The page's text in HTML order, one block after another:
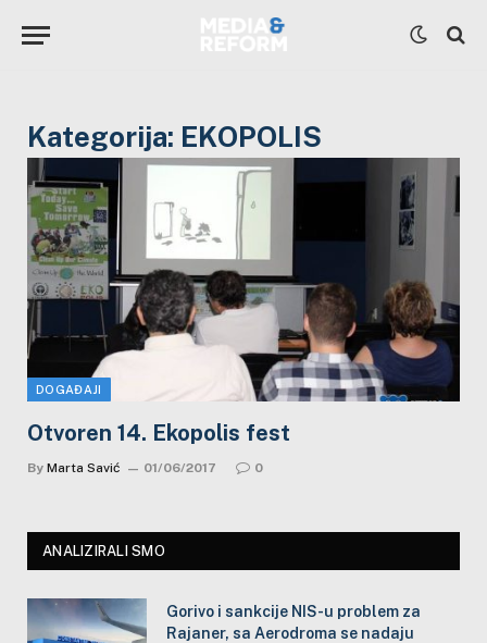
Kategorija: EKOPOLIS
DOGAĐAJI
Otvoren 14. Ekopolis fest
By Marta Savić 01/06/2017 0
ANALIZIRALI SMO
Gorivo i sankcije NIS-u problem za
Rajaner, sa Aerodroma se nadaju